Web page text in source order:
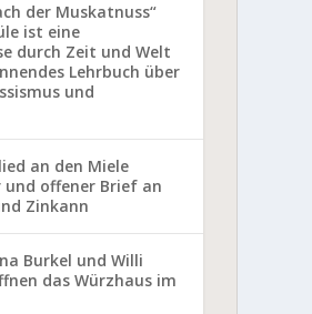
der Muskatnuss“
ist eine
durch Zeit und Welt
Lehrbuch über
und
an den Miele
offener Brief an
Zinkann
Burkel und Willi
das Würzhaus im